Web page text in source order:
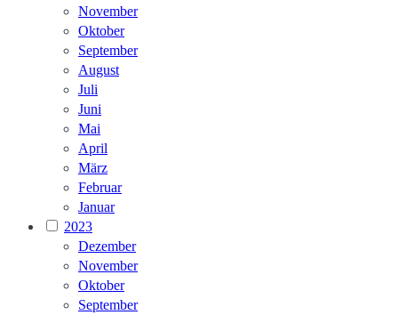
November
Oktober
September
August
Juli
Juni
Mai
April
März
Februar
Januar
2023
Dezember
November
Oktober
September